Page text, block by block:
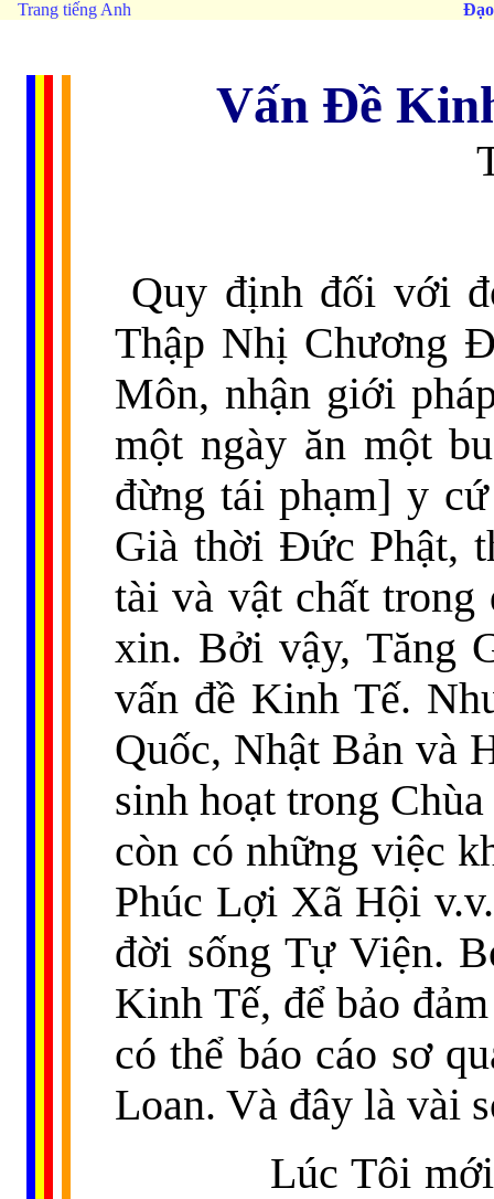
Trang tiếng Anh
Vấn Đề
Quy định đối với
Thập Nhị Chương
Môn, nhận giới
một ngày ăn một
đừng tái phạm]y
Già thời Đức Phật,
tài và vật chất
xin. Bởi vậy, Tăng
vấn đề Kinh Tế.
Quốc, Nhật Bản và
sinh hoạt trong
còn có những việc
Phúc Lợi Xã Hội
đời sống Tự Viện.
Kinh Tế, để bảo
có thể báo cáo sơ
Loan. Và đây là vài
Lúc Tôi mới